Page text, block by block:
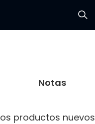
Notas
productos